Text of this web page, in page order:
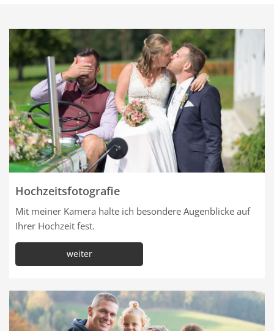
Hochzeitsfotografie
Mit meiner Kamera halte ich besondere Augenblicke auf
Ihrer Hochzeit fest.
weiter